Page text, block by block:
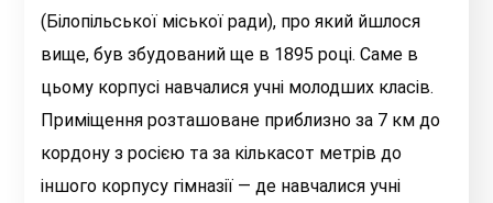
(Білопільської міської ради), про який йшлося
вище, був збудований ще в 1895 році. Саме в
цьому корпусі навчалися учні молодших класів.
Приміщення розташоване приблизно за 7 км до
кордону з росією та за кількасот метрів до
іншого корпусу гімназії — де навчалися учні